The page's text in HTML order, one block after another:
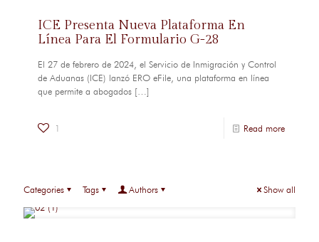
ICE Presenta Nueva Plataforma En
Línea Para El Formulario G-28
El 27 de febrero de 2024, el Servicio de Inmigración y Control
de Aduanas (ICE) lanzó ERO eFile, una plataforma en línea
que permite a abogados […]
1 Read more
Categories Tags Authors Show all